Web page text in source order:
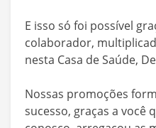
E isso só foi possível
colaborador,
nesta Casa de Saúde,
Nossas promoções
sucesso, graças a você